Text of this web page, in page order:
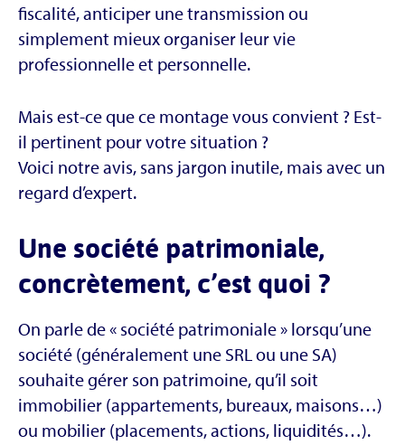
fiscalité, anticiper une transmission ou
simplement mieux organiser leur vie
professionnelle et personnelle.
Mais est-ce que ce montage vous convient ? Est-
il pertinent pour votre situation ?
Voici notre avis, sans jargon inutile, mais avec un
regard d’expert.
Une société patrimoniale,
concrètement, c’est quoi ?
On parle de « société patrimoniale » lorsqu’une
société (généralement une SRL ou une SA)
souhaite gérer son patrimoine, qu’il soit
immobilier (appartements, bureaux, maisons…)
ou mobilier (placements, actions, liquidités…).